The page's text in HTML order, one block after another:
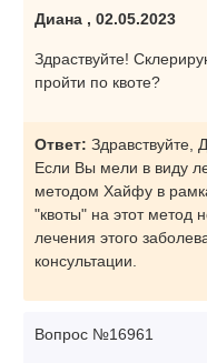
Диана , 02.05.2023
Здраствуйте!
пройти по квоте?
Ответ: Здравствуйте,
Если Вы мели в виду
методом Хайфу в
"квоты" на этот метод
лечения этого
консультации.
Вопрос №16961